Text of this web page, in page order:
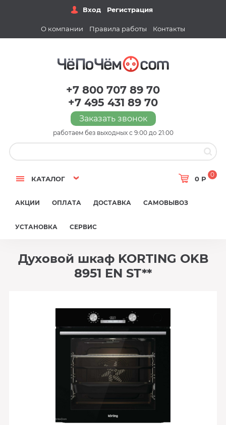
Вход Регистрация
О компании Правила работы Контакты
+7 800 707 89 70
+7 495 431 89 70
Заказать звонок
работаем без выходных с 9:00 до 21:00
КАТАЛОГ 0 Р
0
АКЦИИ ОПЛАТА ДОСТАВКА САМОВЫВОЗ
УСТАНОВКА СЕРВИС
Духовой шкаф KORTING OKB
8951 EN ST**